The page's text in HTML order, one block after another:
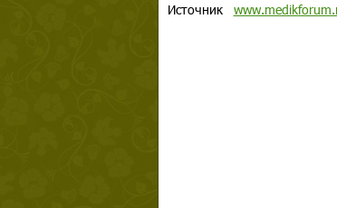
Источник